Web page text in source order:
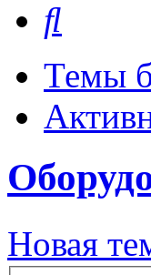
Темы
Новая